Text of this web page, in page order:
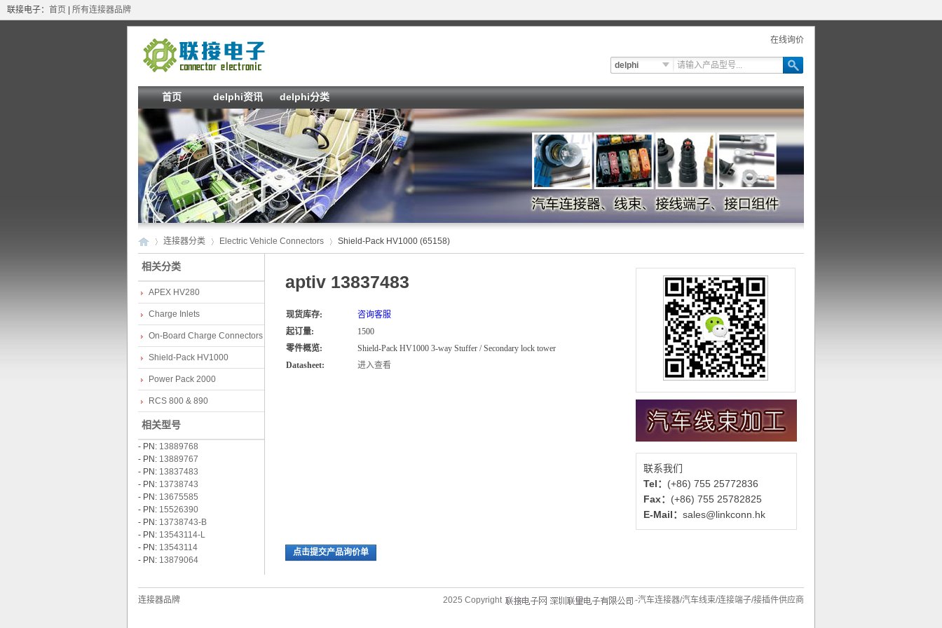
联接电子： 首页 所有连接器品牌
在线询价
delphi
首页 delphi资讯 delphi分类
de
lp
»
连接器分类
›
Electric Vehicle Connectors Shield-Pack HV1000 (65158)
相关分类
APEX HV280
Charge Inlets
On-Board Charge Connectors
Shield-Pack HV1000
Power Pack 2000
RCS 800 & 890
相关型号
- PN: 13889768
- PN: 13889767
- PN: 13837483
- PN: 13738743
- PN: 13675585
- PN: 15526390
- PN: 13738743-B
- PN: 13543114-L
- PN: 13543114
- PN: 13879064
联系我们
Tel： (+86) 755 25772836
Fax： (+86) 755 25782825
E-Mail： sales@linkconn.hk
aptiv 13837483
现货库存:
咨询客服
起订量:
1500
零件概览:
Shield-Pack HV1000 3-way Stuffer / Secondary lock tower
Datasheet:
进入查看
点击提交产品询价单
2025 Copyright -汽车连接器/汽车线束/连接端子/接插件供应商
连接器品牌